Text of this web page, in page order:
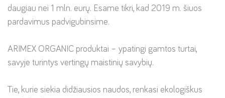
daugiau nei 1 mln. eurų. Esame tikri, kad 2019 m. šiuos
pardavimus padvigubinsime.
ARIMEX ORGANIC produktai – ypatingi gamtos turtai,
savyje turintys vertingų maistinių savybių.
Tie, kurie siekia didžiausios naudos, renkasi ekologiškus